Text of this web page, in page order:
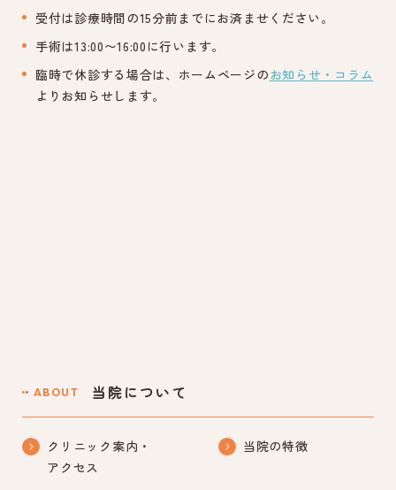
受付は診療時間の15分前までにお済ませください。
手術は13:00〜16:00に行います。
臨時で休診する場合は、ホームページの お知らせ・コラム
よりお知らせします。
ABOUT 当院について
クリニック案内・
アクセス
当院の特徴